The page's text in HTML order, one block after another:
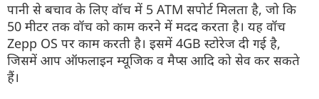
पानी से बचाव के लिए वॉच में 5 ATM सपोर्ट मिलता है, जो कि
50 मीटर तक वॉच को काम करने में मदद करता है। यह वॉच
Zepp OS पर काम करती है। इसमें 4GB स्टोरेज दी गई है,
जिसमें आप ऑफलाइन म्यूजिक व मैप्स आदि को सेव कर सकते
हैं।